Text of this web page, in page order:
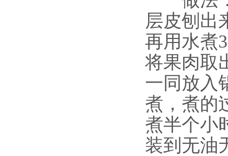
层皮刨出
再用水煮
将果肉取
一同放入
煮，煮的
煮半个小
装到无油